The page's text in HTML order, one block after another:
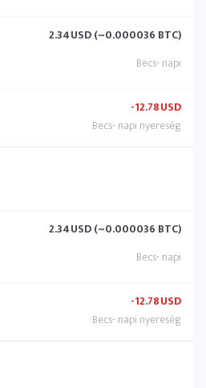
2.34USD (~0.000036 BTC)
-12.78USD
2.34USD (~0.000036 BTC)
-12.78USD